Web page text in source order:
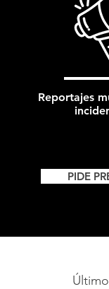
Reportajes
PIDE